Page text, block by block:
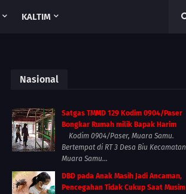
KALTIM
Nasional
Satgas TMMD 129 Kodim 0904/Paser
Bongkar Rumah milik Bapak Harim
Kodim 0904/Paser, Muara Samu.
Bertempat di RT 3 Desa Biu Kecamatan
Muara Samu...
DBD pada Anak Masih Jadi Ancaman,
Pencegahan Tidak Cukup Saat Musim